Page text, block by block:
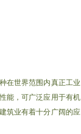
在世界范围内真正工业
能，可广泛应用于有机
筑业有着十分广阔的应